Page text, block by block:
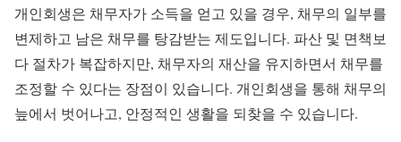
개인회생은 채무자가 소득을 얻고 있을 경우, 채무의 일부를
변제하고 남은 채무를 탕감받는 제도입니다. 파산 및 면책보
다 절차가 복잡하지만, 채무자의 재산을 유지하면서 채무를
조정할 수 있다는 장점이 있습니다. 개인회생을 통해 채무의
늪에서 벗어나고, 안정적인 생활을 되찾을 수 있습니다.